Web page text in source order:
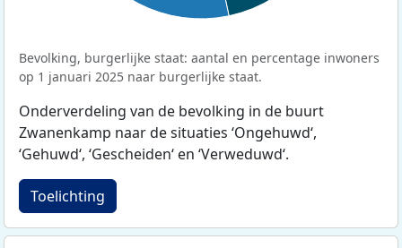
Bevolking, burgerlijke staat: aantal en percentage inwoners
op 1 januari 2025 naar burgerlijke staat.
Onderverdeling van de bevolking in de buurt
Zwanenkamp naar de situaties ‘Ongehuwd‘,
‘Gehuwd‘, ‘Gescheiden‘ en ‘Verweduwd‘.
Toelichting